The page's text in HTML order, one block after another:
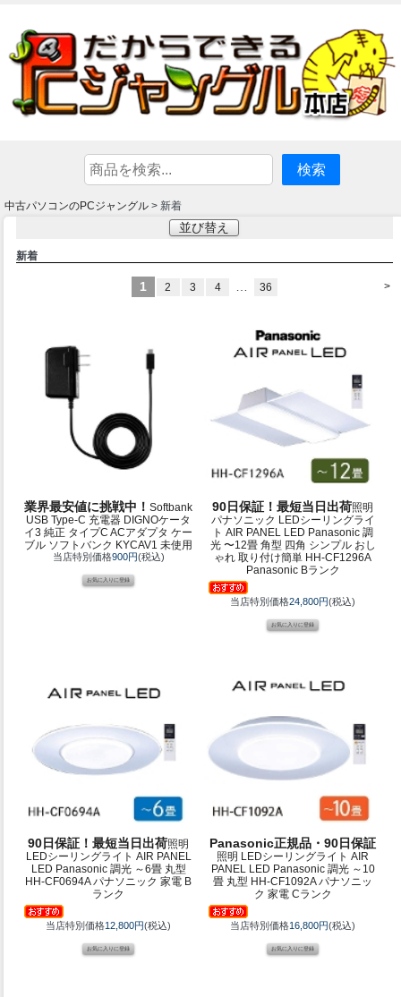
中古パソコンのPCジャングル > 新着
並び替え
新着
>
1 2 3 4 36
業界最安値に挑戦中！Softbank
USB Type-C 充電器 DIGNOケータ
イ3 純正 タイプC ACアダプタ ケー
ブル ソフトバンク KYCAV1 未使用
当店特別価格900円(税込)
90日保証！最短当日出荷照明
パナソニック LEDシーリングライ
ト AIR PANEL LED Panasonic 調
光 〜12畳 角型 四角 シンプル おし
ゃれ 取り付け簡単 HH-CF1296A
Panasonic Bランク
当店特別価格24,800円(税込)
90日保証！最短当日出荷照明
LEDシーリングライト AIR PANEL
LED Panasonic 調光 ～6畳 丸型
HH-CF0694A パナソニック 家電 B
ランク
当店特別価格12,800円(税込)
Panasonic正規品・90日保証
照明 LEDシーリングライト AIR
PANEL LED Panasonic 調光 ～10
畳 丸型 HH-CF1092A パナソニッ
ク 家電 Cランク
当店特別価格16,800円(税込)